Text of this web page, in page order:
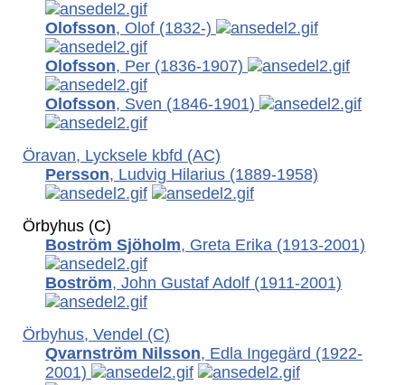
Olofsson, Olof (1832-)
Olofsson, Per (1836-1907)
Olofsson, Sven (1846-1901)
Öravan, Lycksele kbfd (AC)
Persson, Ludvig Hilarius (1889-1958)
Örbyhus (C)
Boström Sjöholm, Greta Erika (1913-2001)
Boström, John Gustaf Adolf (1911-2001)
Örbyhus, Vendel (C)
Qvarnström Nilsson, Edla Ingegärd (1922-
2001)